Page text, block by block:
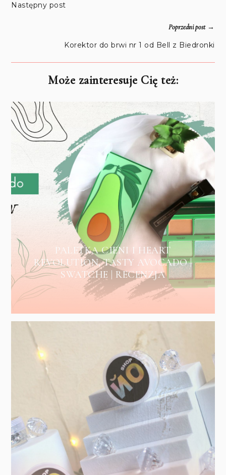
Następny post
Poprzedni post→
Korektor do brwi nr 1 od Bell z Biedronki
Może zainteresuje Cię też:
PALETKA CIENI I HEART
REVOLUTION, TASTY AVOCADO |
SWATCHE | RECENZJA